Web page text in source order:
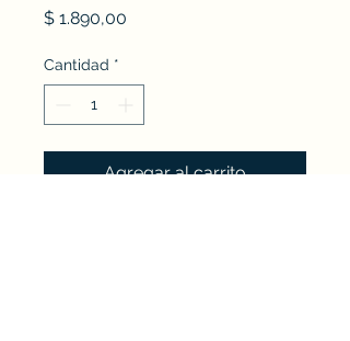
$ 1.890,00
Cantidad *
Agregar al carrito